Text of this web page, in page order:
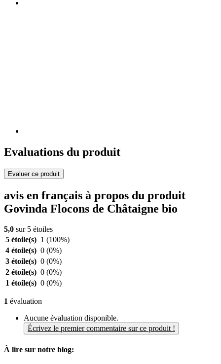
Evaluations du produit
Evaluer ce produit
avis en français à propos du produit
Govinda Flocons de Châtaigne bio
5,0 sur 5 étoiles
5 étoile(s) 1 (100%)
4 étoile(s) 0 (0%)
3 étoile(s) 0 (0%)
2 étoile(s) 0 (0%)
1 étoile(s) 0 (0%)
1 évaluation
Aucune évaluation disponible.
Écrivez le premier commentaire sur ce produit !
À lire sur notre blog: